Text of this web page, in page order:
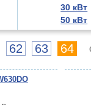
30 кВт
50 кВт
62 63 64